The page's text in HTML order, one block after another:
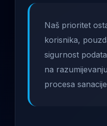
Naš prioritet
korisnika,
sigurnost
na
procesa